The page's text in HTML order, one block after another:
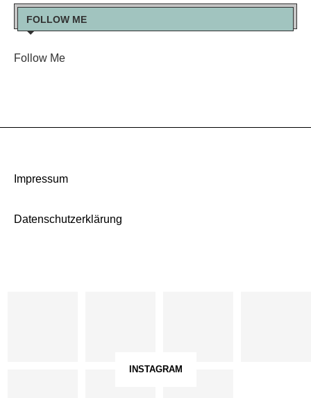
FOLLOW ME
Follow Me
Impressum
Datenschutzerklärung
INSTAGRAM